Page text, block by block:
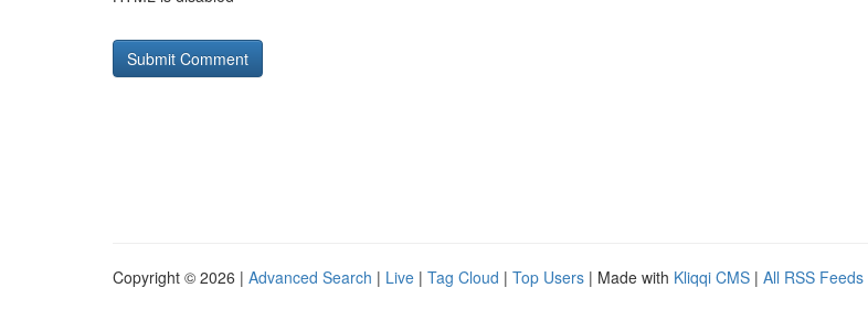
Copyright © 2026 | Advanced Search | Live | Tag Cloud | Top Users | Made with Kliqqi CMS | All RSS Feeds